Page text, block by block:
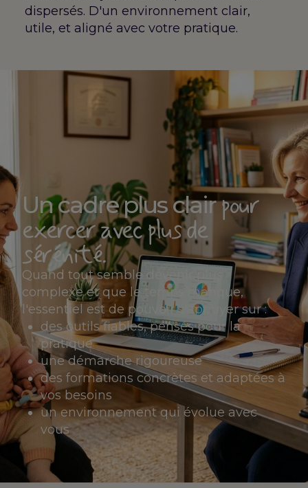
dispersés. D'un environnement clair,
utile, et aligné avec votre pratique.
Un cadre plus clairpour
exercer avec plus de
sérénité.
Quand tout semble devenir plus
complexe et que le temps manque,
l'essentiel est de pouvoir s'appuyer sur :
des outils fiables, pensés pour la
pratique
une démarche rigoureuse
des formations concrètes et adaptées à
vos besoins
un environnement qui évolue avec
vous